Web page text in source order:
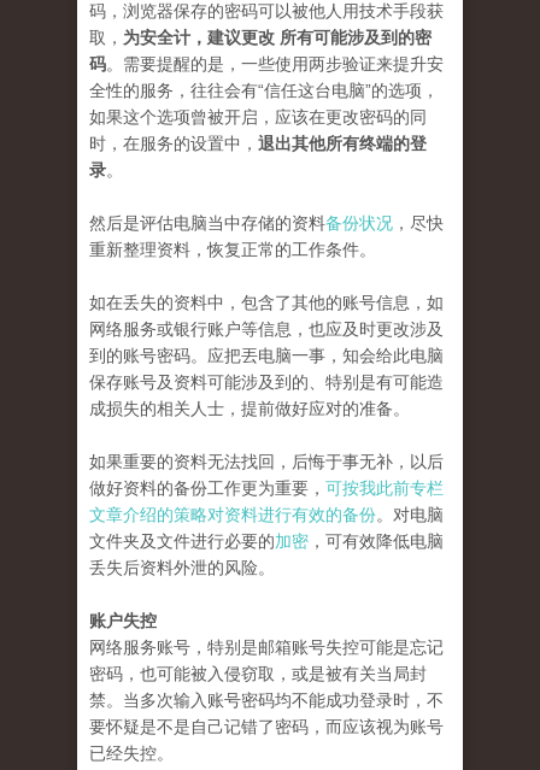
码，浏览器保存的密码可以被他人用技术手段获
取， 为安全计，建议更改 所有可能涉及到的密
码。需要提醒的是，一些使用两步验证来提升安
全性的服务，往往会有“信任这台电脑”的选项，
如果这个选项曾被开启，应该在更改密码的同
时，在服务的设置中， 退出其他所有终端的登
录。
然后是评估电脑当中存储的资料备份状况 ，尽快
重新整理资料，恢复正常的工作条件。
如在丢失的资料中，包含了其他的账号信息，如
网络服务或银行账户等信息，也应及时更改涉及
到的账号密码。应把丟电脑一事，知会给此电脑
保存账号及资料可能涉及到的、特别是有可能造
成损失的相关人士，提前做好应对的准备。
如果重要的资料无法找回，后悔于事无补，以后
做好资料的备份工作更为重要， 可按我此前专栏
文章介绍的策略对资料进行有效的备份。对电脑
文件夹及文件进行必要的加密 ，可有效降低电脑
丢失后资料外泄的风险。
账户失控
网络服务账号，特别是邮箱账号失控可能是忘记
密码，也可能被入侵窃取，或是被有关当局封
禁。当多次输入账号密码均不能成功登录时，不
要怀疑是不是自己记错了密码，而应该视为账号
已经失控。